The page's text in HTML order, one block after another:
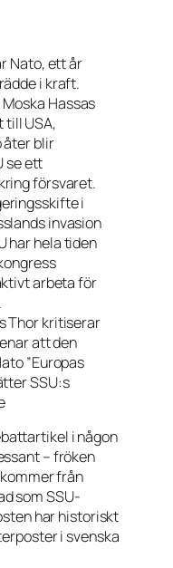
Nato, ett år
i kraft.
Hassas
USA,
åter blir
se ett
försvaret.
i
invasion
har hela tiden
arbeta för
Thor kritiserar
att den
”Europas
SSU:s
i någon
– fröken
från
som SSU-
har historiskt
i svenska